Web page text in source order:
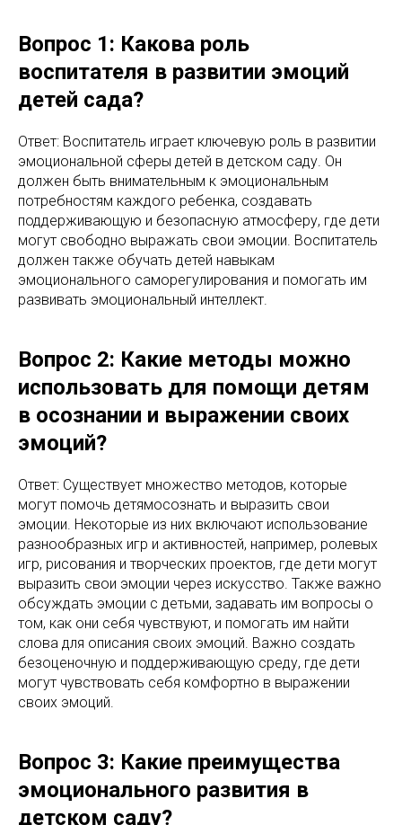
Вопрос 1: Какова роль
воспитателя в развитии эмоций
детей сада?
Ответ: Воспитатель играет ключевую роль в развитии
эмоциональной сферы детей в детском саду. Он
должен быть внимательным к эмоциональным
потребностям каждого ребенка, создавать
поддерживающую и безопасную атмосферу, где дети
могут свободно выражать свои эмоции. Воспитатель
должен также обучать детей навыкам
эмоционального саморегулирования и помогать им
развивать эмоциональный интеллект.
Вопрос 2: Какие методы можно
использовать для помощи детям
в осознании и выражении своих
эмоций?
Ответ: Существует множество методов, которые
могут помочь детямосознать и выразить свои
эмоции. Некоторые из них включают использование
разнообразных игр и активностей, например, ролевых
игр, рисования и творческих проектов, где дети могут
выразить свои эмоции через искусство. Также важно
обсуждать эмоции с детьми, задавать им вопросы о
том, как они себя чувствуют, и помогать им найти
слова для описания своих эмоций. Важно создать
безоценочную и поддерживающую среду, где дети
могут чувствовать себя комфортно в выражении
своих эмоций.
Вопрос 3: Какие преимущества
эмоционального развития в
детском саду?